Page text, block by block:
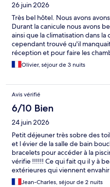
26 juin 2026
Très bel hôtel. Nous avons
Durant la canicule nous avons
ainsi que la climatisation dans la
cependant trouvé qu'il
réception et pour faire les
prête à 17h comme promis. Il
pas eu de climatisation dans la
Olivier, séjour de 3 nuits
Avis vérifié
6/10 Bien
24 juin 2026
Petit déjeuner très sobre des
et l évier de la salle de bain
bracelets pour accéder à la
vérifie !!!!!! Ce qui fait qu il y à
extérieures qui viennent
une petite ronde pour voir ça
Jean-Charles, séjour de 2 nuits